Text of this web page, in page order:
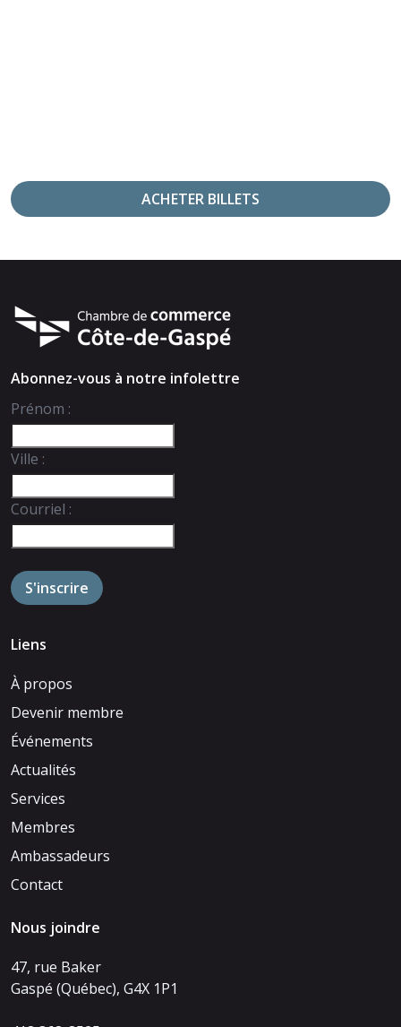
ACHETER BILLETS
Abonnez-vous à notre infolettre
Prénom :
Ville :
Courriel :
Liens
À propos
Devenir membre
Événements
Actualités
Services
Membres
Ambassadeurs
Contact
Nous joindre
47, rue Baker
Gaspé (Québec), G4X 1P1